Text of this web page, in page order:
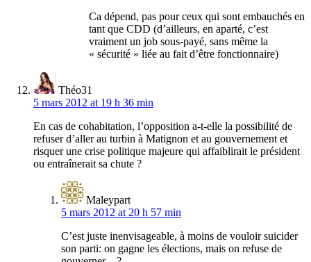
Ca dépend, pas pour ceux qui sont embauchés en
tant que CDD (d’ailleurs, en aparté, c’est
vraiment un job sous-payé, sans même la
« sécurité » liée au fait d’être fonctionnaire)
Théo31
5 mars 2012 at 19 h 36 min
En cas de cohabitation, l’opposition a-t-elle la possibilité de
refuser d’aller au turbin à Matignon et au gouvernement et
risquer une crise politique majeure qui affaiblirait le président
ou entraînerait sa chute ?
Maleypart
5 mars 2012 at 20 h 57 min
C’est juste inenvisageable, à moins de vouloir suicider
son parti: on gagne les élections, mais on refuse de